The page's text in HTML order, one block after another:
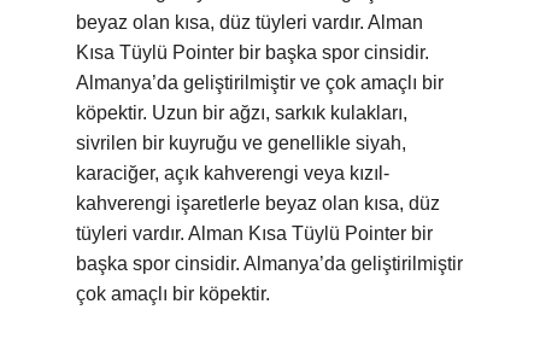
beyaz olan kısa, düz tüyleri vardır. Alman
Kısa Tüylü Pointer bir başka spor cinsidir.
Almanya’da geliştirilmiştir ve çok amaçlı bir
köpektir. Uzun bir ağzı, sarkık kulakları,
sivrilen bir kuyruğu ve genellikle siyah,
karaciğer, açık kahverengi veya kızıl-
kahverengi işaretlerle beyaz olan kısa, düz
tüyleri vardır. Alman Kısa Tüylü Pointer bir
başka spor cinsidir. Almanya’da geliştirilmiştir
çok amaçlı bir köpektir.